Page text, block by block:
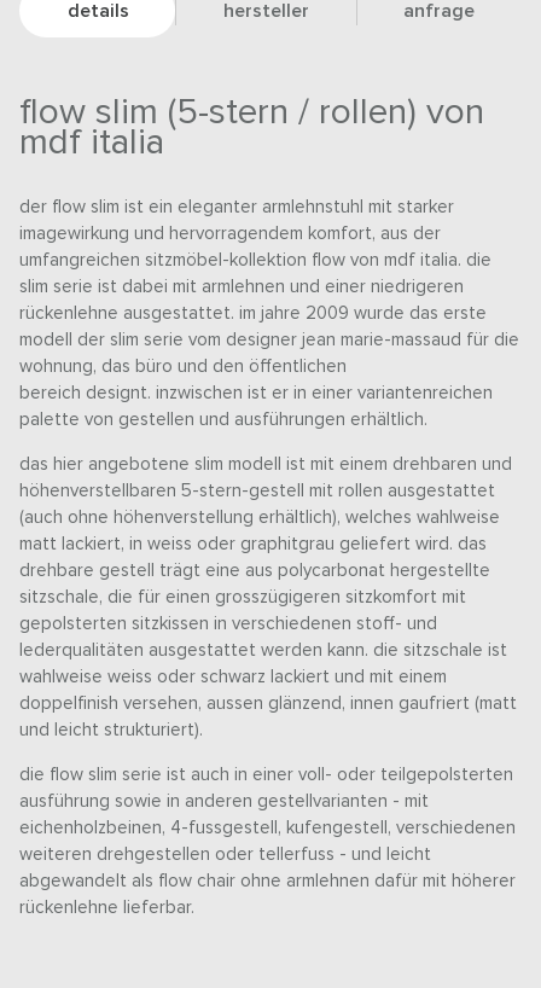
details hersteller anfrage
flow slim (5-stern / rollen) von
mdf italia
der flow slim ist ein eleganter armlehnstuhl mit starker
imagewirkung und hervorragendem komfort, aus der
umfangreichen sitzmöbel-kollektion flow von mdf italia. die
slim serie ist dabei mit armlehnen und einer niedrigeren
rückenlehne ausgestattet. im jahre 2009 wurde das erste
modell der slim serie vom designer jean marie-massaud für die
wohnung, das büro und den öffentlichen
bereich designt. inzwischen ist er in einer variantenreichen
palette von gestellen und ausführungen erhältlich.
das hier angebotene slim modell ist mit einem drehbaren und
höhenverstellbaren 5-stern-gestell mit rollen ausgestattet
(auch ohne höhenverstellung erhältlich), welches wahlweise
matt lackiert, in weiss oder graphitgrau geliefert wird. das
drehbare gestell trägt eine aus polycarbonat hergestellte
sitzschale, die für einen grosszügigeren sitzkomfort mit
gepolsterten sitzkissen in verschiedenen stoff- und
lederqualitäten ausgestattet werden kann. die sitzschale ist
wahlweise weiss oder schwarz lackiert und mit einem
doppelfinish versehen, aussen glänzend, innen gaufriert (matt
und leicht strukturiert).
die flow slim serie ist auch in einer voll- oder teilgepolsterten
ausführung sowie in anderen gestellvarianten - mit
eichenholzbeinen, 4-fussgestell, kufengestell, verschiedenen
weiteren drehgestellen oder tellerfuss - und leicht
abgewandelt als flow chair ohne armlehnen dafür mit höherer
rückenlehne lieferbar.